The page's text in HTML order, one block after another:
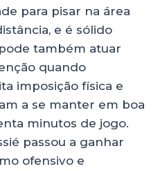
para pisar na área
e é sólido
também atuar
quando
imposição física e
a se manter em boa
minutos de jogo.
passou a ganhar
ofensivo e